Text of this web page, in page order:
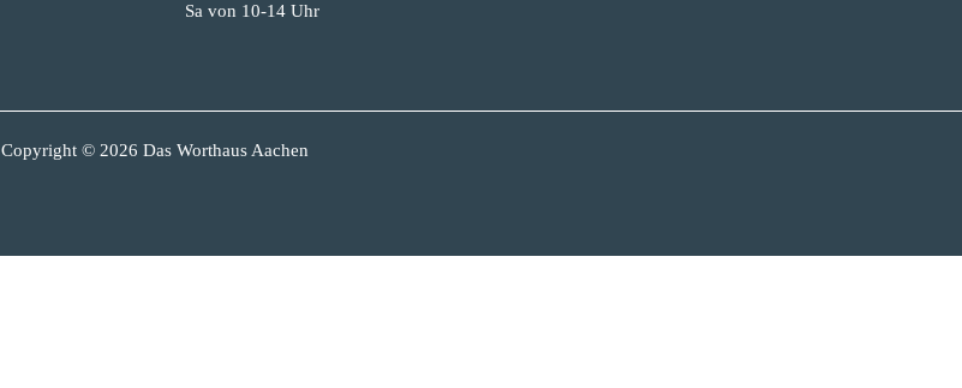
Sa von 10-14 Uhr
Copyright © 2026 Das Worthaus Aachen